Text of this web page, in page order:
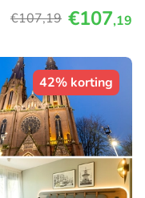
€107,19 €107,19
42% korting